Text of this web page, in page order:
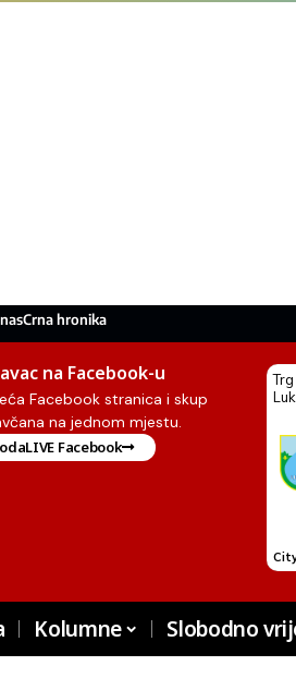
Crna hronika
na Facebook-u
Facebook stranica i skup
na jednom mjestu.
Facebook
Kolumne Slobodno